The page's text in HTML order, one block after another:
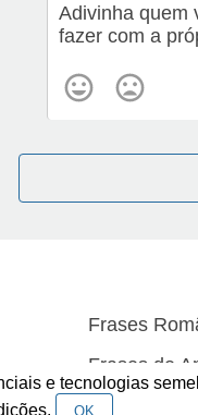
Adivinha quem
fazer com a
Frases
Frases de
Frases de
e tecnologias
OK